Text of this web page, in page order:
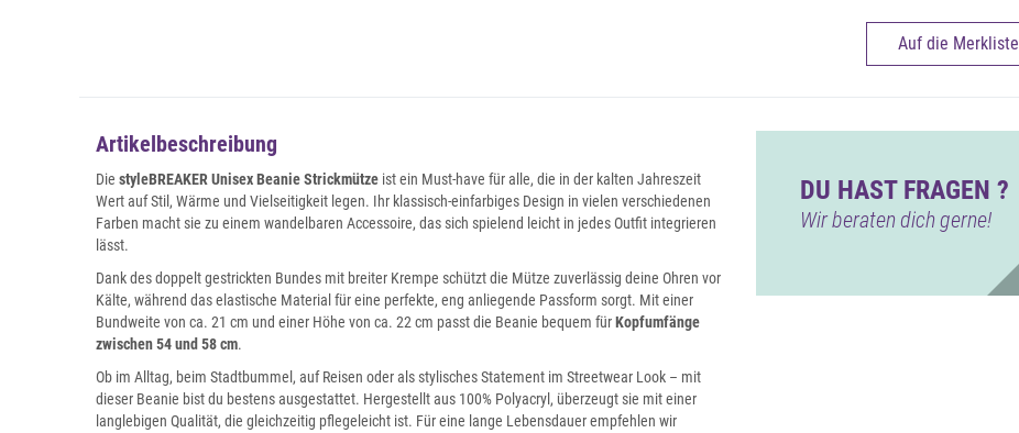
Auf die Merkliste
Artikelbeschreibung
Die styleBREAKER Unisex Beanie Strickmütze ist ein Must-have für alle, die in der kalten Jahreszeit
Wert auf Stil, Wärme und Vielseitigkeit legen. Ihr klassisch-einfarbiges Design in vielen verschiedenen
Farben macht sie zu einem wandelbaren Accessoire, das sich spielend leicht in jedes Outfit integrieren
lässt.
Dank des doppelt gestrickten Bundes mit breiter Krempe schützt die Mütze zuverlässig deine Ohren vor
Kälte, während das elastische Material für eine perfekte, eng anliegende Passform sorgt. Mit einer
Bundweite von ca. 21 cm und einer Höhe von ca. 22 cm passt die Beanie bequem fürKopfumfänge
zwischen 54 und 58 cm.
Ob im Alltag, beim Stadtbummel, auf Reisen oder als stylisches Statement im Streetwear Look – mit
dieser Beanie bist du bestens ausgestattet. Hergestellt aus 100% Polyacryl, überzeugt sie mit einer
langlebigen Qualität, die gleichzeitig pflegeleicht ist. Für eine lange Lebensdauer empfehlen wir
DU HAST FRAGEN ?
Wir beraten dich gerne!